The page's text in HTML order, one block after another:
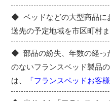
ベッドなどの大型商品
送先の予定地域を市区町村
部品の紛失、年数の経
のないフランスベッド製品
は、
「フランスベッドお客様